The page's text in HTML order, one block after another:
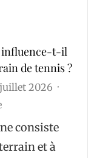
elle
selon
mon
activité
?
influence-t-il
de tennis ?
juillet 2026
sur
consiste
et à